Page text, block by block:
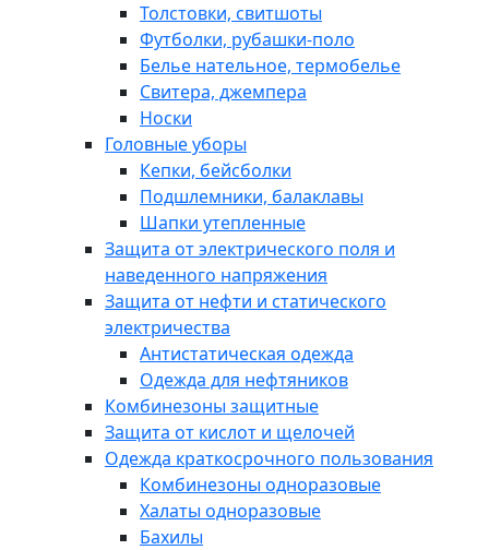
Толстовки, свитшоты
Футболки, рубашки-поло
Белье нательное, термобелье
Свитера, джемпера
Носки
Головные уборы
Кепки, бейсболки
Подшлемники, балаклавы
Шапки утепленные
Защита от электрического поля и
наведенного напряжения
Защита от нефти и статического
электричества
Антистатическая одежда
Одежда для нефтяников
Комбинезоны защитные
Защита от кислот и щелочей
Одежда краткосрочного пользования
Комбинезоны одноразовые
Халаты одноразовые
Бахилы